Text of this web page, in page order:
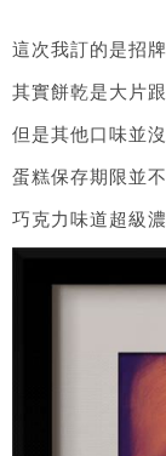
這次我訂的是招
其實餅乾是大片
但是其他口味並
蛋糕保存期限並
巧克力味道超級